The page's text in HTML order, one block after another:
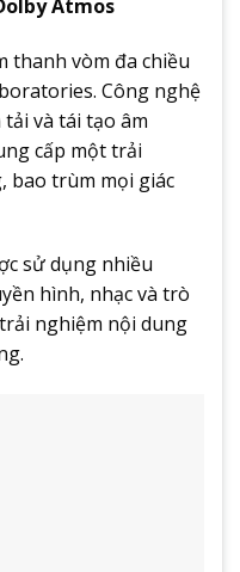
Atmos
thanh vòm đa chiều
Công nghệ
và tái tạo âm
cấp một trải
bao trùm mọi giác
sử dụng nhiều
hình, nhạc và trò
nghiệm nội dung